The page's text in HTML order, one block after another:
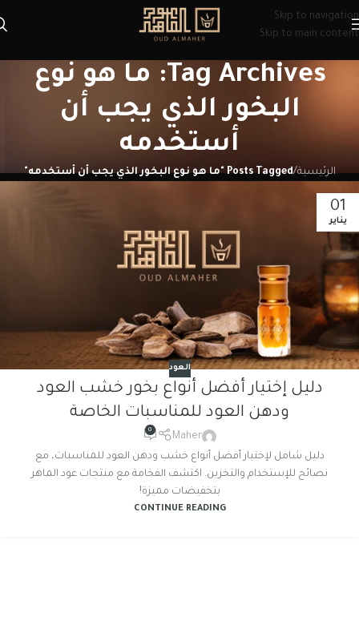
Skip to navigation
Skip to main content
Tag Archives: ما هو نوع
البخور الذي يجب أن
أستخدمه
الرئيسية/Posts Tagged "ما هو نوع البخور الذي يجب أن أستخدمه"
01
يناير
العود
دليل إختيار أفضل أنواع بخور خشب العود
ودهن العود للمناسبات الخاصة
Maher
0
دليل شامل لإختيار أفضل أنواع خشب ودهن العود للمناسبات، مع
نصائح للإستخدام والتخزين. اكتشف الفخامة مع منتجات عود الماهر
بتخفيضات مميزة!
CONTINUE READING